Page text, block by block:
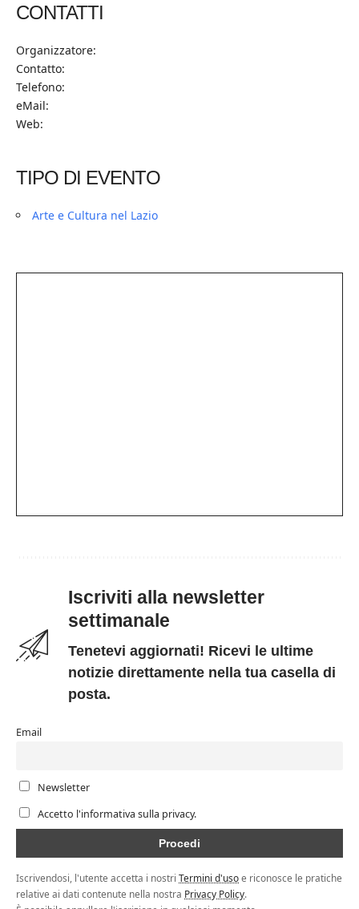
CONTATTI
Organizzatore:
Contatto:
Telefono:
eMail:
Web:
TIPO DI EVENTO
Arte e Cultura nel Lazio
Iscriviti alla newsletter
settimanale
Tenetevi aggiornati! Ricevi le ultime
notizie direttamente nella tua casella di
posta.
Email
Newsletter
Accetto l'informativa sulla privacy.
Iscrivendosi, l'utente accetta i nostri Termini d'usoe riconosce le pratiche
relative ai dati contenute nella nostra Privacy Policy.